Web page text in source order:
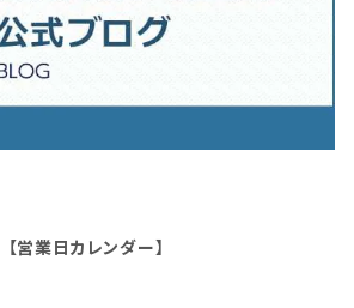
【営業日カレンダー】